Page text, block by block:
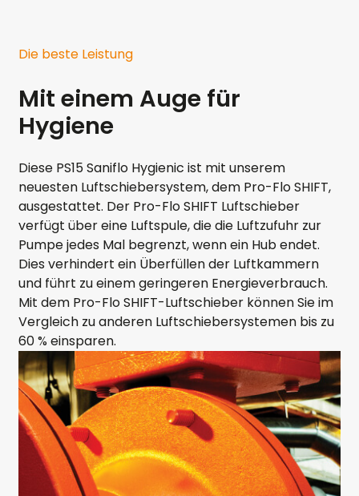
Die beste Leistung
Mit einem Auge für
Hygiene
Diese PS15 Saniflo Hygienic ist mit unserem
neuesten Luftschiebersystem, dem Pro-Flo SHIFT,
ausgestattet. Der Pro-Flo SHIFT Luftschieber
verfügt über eine Luftspule, die die Luftzufuhr zur
Pumpe jedes Mal begrenzt, wenn ein Hub endet.
Dies verhindert ein Überfüllen der Luftkammern
und führt zu einem geringeren Energieverbrauch.
Mit dem Pro-Flo SHIFT-Luftschieber können Sie im
Vergleich zu anderen Luftschiebersystemen bis zu
60 % einsparen.